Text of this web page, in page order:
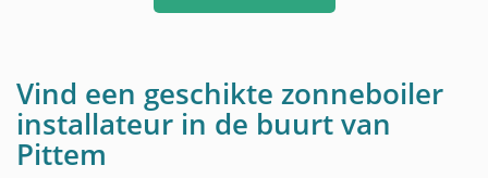
Vind een geschikte zonneboiler
installateur in de buurt van
Pittem